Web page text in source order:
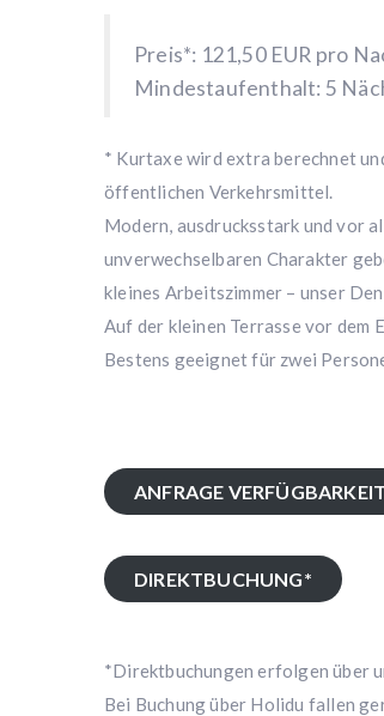
Preis*: 121,50 EUR pro
Mindestaufenthalt: 5
* Kurtaxe wird extra berechnet
öffentlichen Verkehrsmittel.
Modern, ausdrucksstark und vor
unverwechselbaren Charakter
kleines Arbeitszimmer – unser
Auf der kleinen Terrasse vor dem
Bestens geeignet für zwei
ANFRAGE VERFÜGBARKEIT
DIREKTBUCHUNG*
*Direktbuchungen erfolgen über
Bei Buchung über Holidu fallen